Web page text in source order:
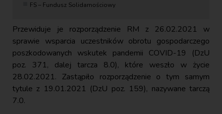
FS – Fundusz Solidarnościowy
Przewiduje je rozporządzenie RM z 26.02.2021 w
sprawie wsparcia uczestników obrotu gospodarczego
poszkodowanych wskutek pandemii COVID-19 (DzU
poz. 371, dalej tarcza 8.0), które weszło w życie
28.02.2021. Zastąpiło rozporządzenie o tym samym
tytule z 19.01.2021 (DzU poz. 159), nazywane tarczą
7.0.